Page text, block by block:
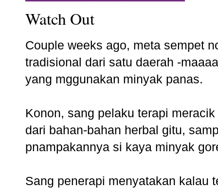
Watch Out
Couple weeks ago, meta sempet
tradisional dari satu daerah -
yang mggunakan minyak panas.
Konon, sang pelaku terapi
dari bahan-bahan herbal gitu,
pnampakannya si kaya minyak
Sang penerapi menyatakan kalau